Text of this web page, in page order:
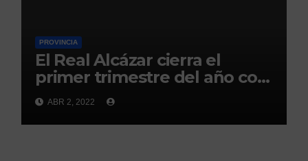
PROVINCIA
El Real Alcázar cierra el
primer trimestre del año con
300.000 visitas
ABR 2, 2022